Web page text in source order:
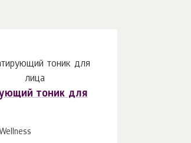
тоник для